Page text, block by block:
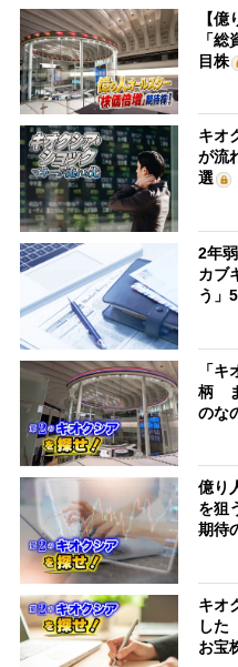
【
「
目株
キオ
が流
選
2年
カブ
う」
「
柄
のな
億り
を狙
期待
キオ
した
お宝